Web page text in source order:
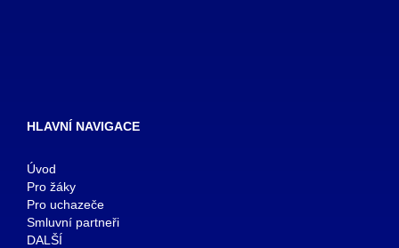
HLAVNÍ NAVIGACE
Úvod
Pro žáky
Pro uchazeče
Smluvní partneři
DALŠÍ